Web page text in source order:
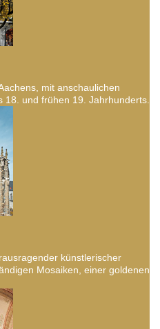
mit anschaulichen
18. und frühen 19. Jahrhunderts.
künstlerischer
Mosaiken, einer goldenen